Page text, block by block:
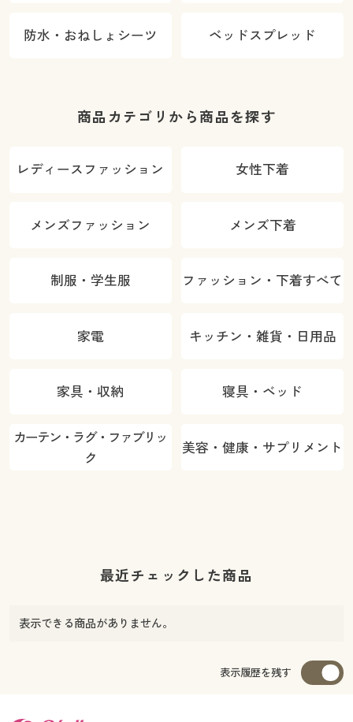
防水・おねしょシーツ ベッドスプレッド
商品カテゴリから商品を探す
レディースファッション 女性下着
メンズファッション メンズ下着
制服・学生服 ファッション・下着すべて
家電 キッチン・雑貨・日用品
家具・収納 寝具・ベッド
カーテン・ラグ・ファブリッ
ク
美容・健康・サプリメント
最近チェックした商品
表示できる商品がありません。
表示履歴を残す